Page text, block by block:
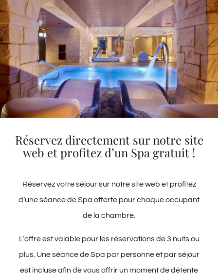
Taille
SAVOIR PLUS
Premium
Réservez directement sur notre site
web et profitez d’un Spa gratuit !
Réservez votre séjour sur notre site web et profitez
d’une séance de Spa offerte pour chaque occupant
de la chambre.
L’offre est valable pour les réservations de 3 nuits ou
plus. Une séance de Spa par personne et par séjour
est incluse afin de vous offrir un moment de détente